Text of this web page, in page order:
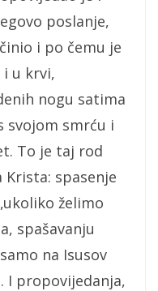
poslanje,
i po čemu je
u krvi,
nogu satima
svojom smrću i
To je taj rod
spasenje
želimo
spašavanju
na Isusov
I propovijedanja,